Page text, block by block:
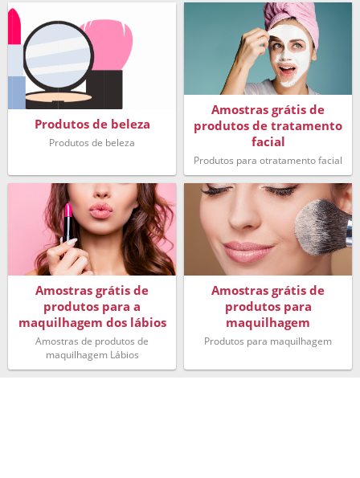
Produtos de beleza
Produtos de beleza
Amostras grátis de
produtos de tratamento
facial
Produtos para otratamento facial
Amostras grátis de
produtos para a
maquilhagem dos lábios
Amostras de produtos de
maquilhagem Lábios
Amostras grátis de
produtos para
maquilhagem
Produtos para maquilhagem